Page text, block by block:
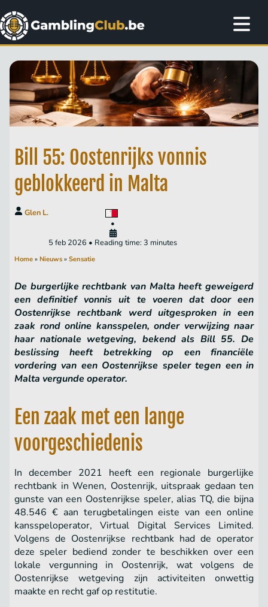
Bill 55: Oostenrijks vonnis
geblokkeerd in Malta
Glen L.
•
5 feb 2026 • Reading time: 3 minutes
Home » Nieuws » Sensatie
De burgerlijke rechtbank van Malta heeft geweigerd
een definitief vonnis uit te voeren dat door een
Oostenrijkse rechtbank werd uitgesproken in een
zaak rond online kansspelen, onder verwijzing naar
haar nationale wetgeving, bekend als Bill 55. De
beslissing heeft betrekking op een financiële
vordering van een Oostenrijkse speler tegen een in
Malta vergunde operator.
Een zaak met een lange
voorgeschiedenis
In december 2021 heeft een regionale burgerlijke
rechtbank in Wenen, Oostenrijk, uitspraak gedaan ten
gunste van een Oostenrijkse speler, alias TQ, die bijna
48.546 € aan terugbetalingen eiste van een online
kansspeloperator, Virtual Digital Services Limited.
Volgens de Oostenrijkse rechtbank had de operator
deze speler bediend zonder te beschikken over een
lokale vergunning in Oostenrijk, wat volgens de
Oostenrijkse wetgeving zijn activiteiten onwettig
maakte en recht gaf op restitutie.